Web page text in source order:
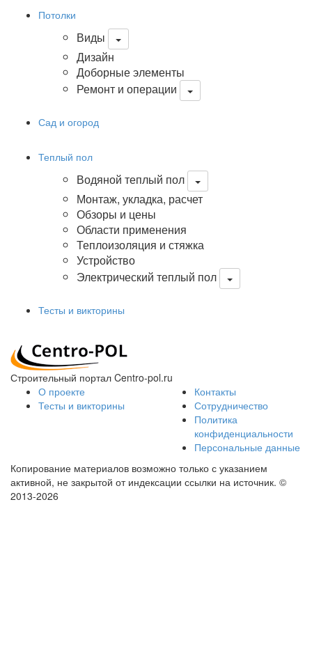
Потолки
Виды
Дизайн
Доборные элементы
Ремонт и операции
Сад и огород
Теплый пол
Водяной теплый пол
Монтаж, укладка, расчет
Обзоры и цены
Области применения
Теплоизоляция и стяжка
Устройство
Электрический теплый пол
Тесты и викторины
Строительный портал Centro-pol.ru
О проекте
Тесты и викторины
Контакты
Сотрудничество
Политика
конфиденциальности
Персональные данные
Копирование материалов возможно только с указанием
активной, не закрытой от индексации ссылки на источник. ©
2013-2026